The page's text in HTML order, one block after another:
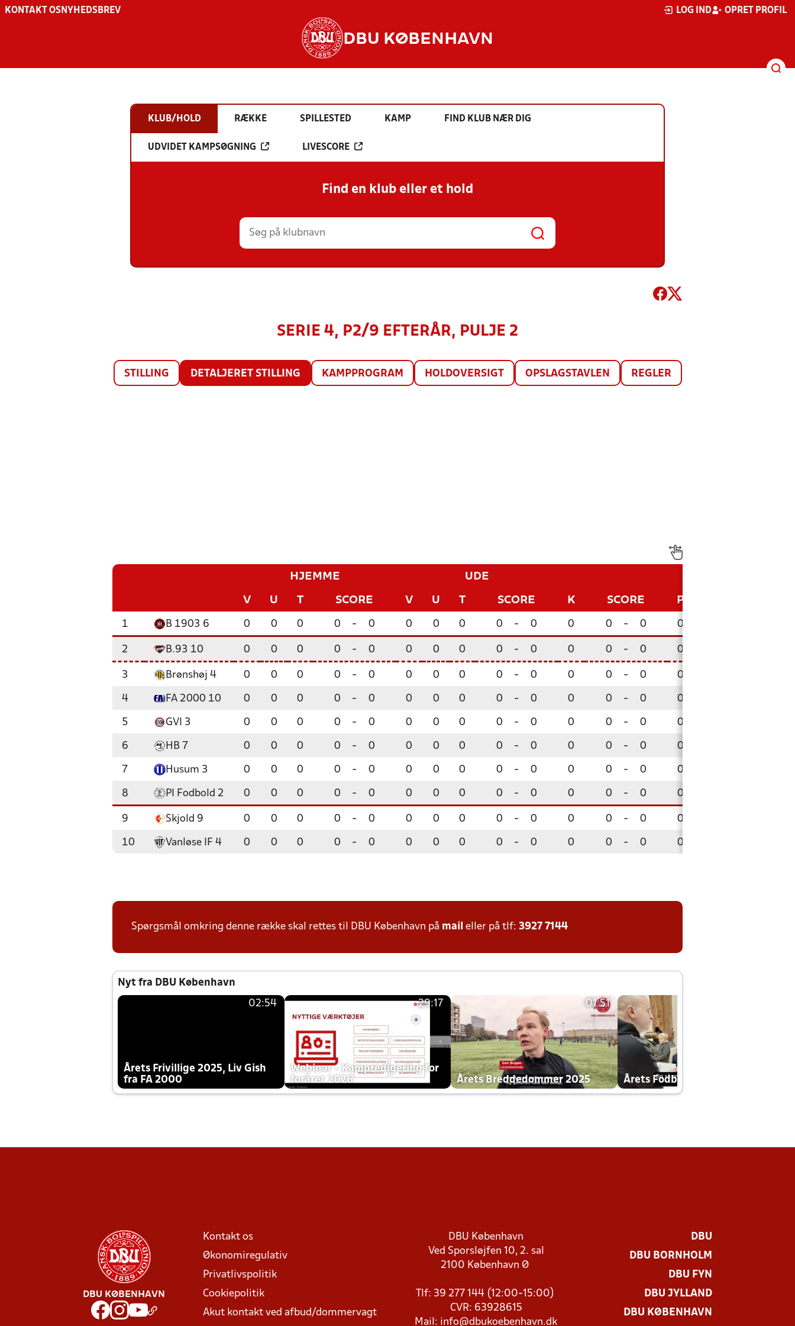
KONTAKT OS NYHEDSBREV LOG IND OPRET PROFIL
DBU KØBENHAVN
KLUB/HOLD RÆKKE SPILLESTED KAMP FIND KLUB NÆR DIG
UDVIDET KAMPSØGNING LIVESCORE
Find en klub eller et hold
SERIE 4, P2/9 EFTERÅR, PULJE 2
STILLING DETALJERET STILLING KAMPPROGRAM HOLDOVERSIGT OPSLAGSTAVLEN REGLER
HJEMME UDE
V U T SCORE V U T SCORE K SCORE P
1 B 1903 6 0 0 0 0 - 0 0 0 0 0 - 0 0 0 - 0 0
2 B.93 10 0 0 0 0 - 0 0 0 0 0 - 0 0 0 - 0 0
3 Brønshøj 4 0 0 0 0 - 0 0 0 0 0 - 0 0 0 - 0 0
4 FA 2000 10 0 0 0 0 - 0 0 0 0 0 - 0 0 0 - 0 0
5 GVI 3 0 0 0 0 - 0 0 0 0 0 - 0 0 0 - 0 0
6 HB 7 0 0 0 0 - 0 0 0 0 0 - 0 0 0 - 0 0
7 Husum 3 0 0 0 0 - 0 0 0 0 0 - 0 0 0 - 0 0
8 PI Fodbold 2 0 0 0 0 - 0 0 0 0 0 - 0 0 0 - 0 0
9 Skjold 9 0 0 0 0 - 0 0 0 0 0 - 0 0 0 - 0 0
10 Vanløse IF 4 0 0 0 0 - 0 0 0 0 0 - 0 0 0 - 0 0
Spørgsmål omkring denne række skal rettes til DBU København på mail eller på tlf: 3927 7144
Nyt fra DBU København
02:54
Årets Frivillige 2025, Liv Gish
fra FA 2000
29:17
Webinar - Kampredigering for
foråret 2026
01:51
Årets Breddedommer 2025 Årets Fodboldklub 2025 mp4
DBU KØBENHAVN
Kontakt os
Økonomiregulativ
Privatlivspolitik
Cookiepolitik
Akut kontakt ved afbud/dommervagt
DBU København
Ved Sporsløjfen 10, 2. sal
2100 København Ø
Tlf: 39 277 144 (12:00-15:00)
CVR: 63928615
Mail: info@dbukoebenhavn.dk
DBU
DBU BORNHOLM
DBU FYN
DBU JYLLAND
DBU KØBENHAVN